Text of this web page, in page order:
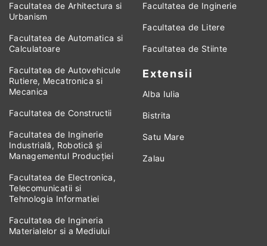
Facultatea de Arhitectura si
Urbanism
Facultatea de Automatica si
Calculatoare
Facultatea de Autovehicule
Rutiere, Mecatronica si
Mecanica
Facultatea de Constructii
Facultatea de Inginerie
Industrială, Robotică și
Managementul Producției
Facultatea de Electronica,
Telecomunicatii si
Tehnologia Informatiei
Facultatea de Ingineria
Materialelor si a Mediului
Facultatea de Inginerie
Facultatea de Litere
Facultatea de Stiinte
Extensii
Alba Iulia
Bistrita
Satu Mare
Zalau